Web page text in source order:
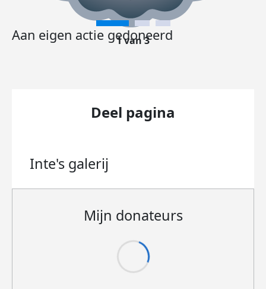
Aan eigen actie gedoneerd
1 van 3
Deel pagina
Inte's galerij
Mijn donateurs